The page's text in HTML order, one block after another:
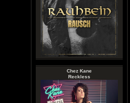
Chez Kane
Reckless